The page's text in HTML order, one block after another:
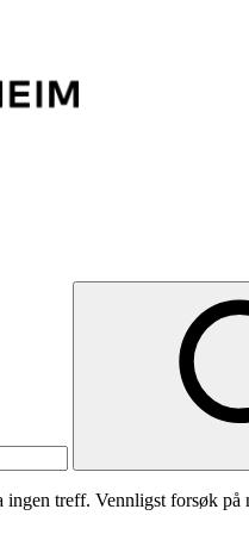
treff. Vennligst forsøk på